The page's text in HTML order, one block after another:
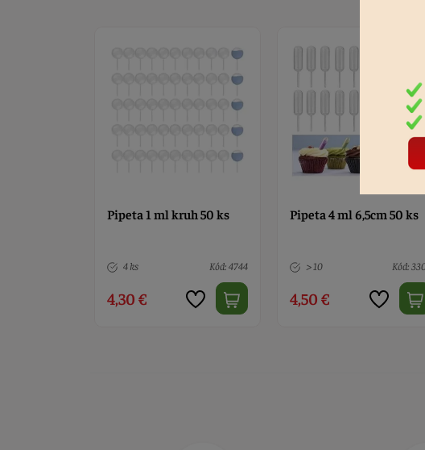
Pipeta 1 ml kruh 50 ks
4 ks Kód: 4744
4,30 €
Pipeta 4 ml 6,5cm 50 ks
> 10 Kód:
4,50 €